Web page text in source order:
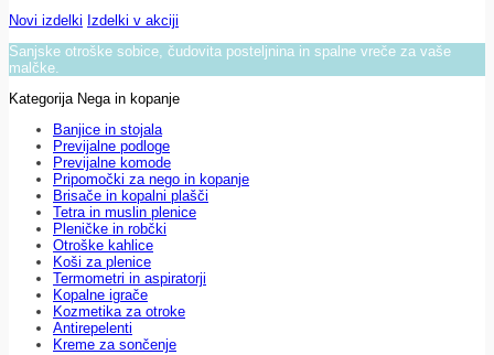
Novi izdelki Izdelki v akciji
Sanjske otroške sobice, čudovita posteljnina in spalne vreče za vaše
malčke.
Kategorija Nega in kopanje
Banjice in stojala
Previjalne podloge
Previjalne komode
Pripomočki za nego in kopanje
Brisače in kopalni plašči
Tetra in muslin plenice
Pleničke in robčki
Otroške kahlice
Koši za plenice
Termometri in aspiratorji
Kopalne igrače
Kozmetika za otroke
Antirepelenti
Kreme za sončenje